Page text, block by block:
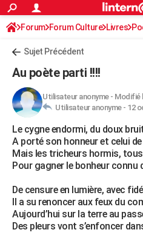
ACTUALITÉS
Politique
Société
Faits Divers
Education
Monde
Villes
+
FINANCE
Retraite
Impôts
Epargne
Immobilier
Risques naturels par ville
Banque
Assurance
Crédit
AUTO
Essais
Réserver un essai
Citadines
Berlines
SUV
Forum auto
+HIGH-TECH
Mobiles
Meilleur smartphone
Internet
Ordinateurs
Jeux vidéo
Guide high-tech
+BRICOLAGE
Forum
Aménagement intérieur
Extérieur
Cuisine
Salle de bains
Jardinage
Rangement
WEEK-END
Guides de France
Escapades
Patrimoine
Expositions
Musées
Week-end nature
LIFESTYLE
Art de vivre
Bien-être
Loisirs
Modes de vie
Forum Forum Culture Livres
Sujet Précédent
Au poète parti !!!!
Utilisateur anonyme- Modifié
Utilisateur anonyme - 12
Le cygne endormi, du doux
A porté son honneur et celui
Mais les tricheurs hormis,
Pour gagner le bonheur connu
De censure en lumière, avec
Il a su renoncer aux feux du
Aujourd’hui sur la terre au
Des pleurs vont s’enfoncer